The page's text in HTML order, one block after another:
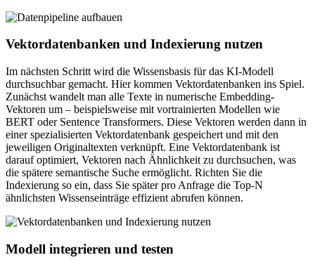
Vektordatenbanken und Indexierung nutzen
Im nächsten Schritt wird die Wissensbasis für das KI-Modell
durchsuchbar gemacht. Hier kommen Vektordatenbanken ins Spiel.
Zunächst wandelt man alle Texte in numerische Embedding-
Vektoren um – beispielsweise mit vortrainierten Modellen wie
BERT oder Sentence Transformers. Diese Vektoren werden dann in
einer spezialisierten Vektordatenbank gespeichert und mit den
jeweiligen Originaltexten verknüpft. Eine Vektordatenbank ist
darauf optimiert, Vektoren nach Ähnlichkeit zu durchsuchen, was
die spätere semantische Suche ermöglicht. Richten Sie die
Indexierung so ein, dass Sie später pro Anfrage die Top-N
ähnlichsten Wissenseinträge effizient abrufen können.
Modell integrieren und testen